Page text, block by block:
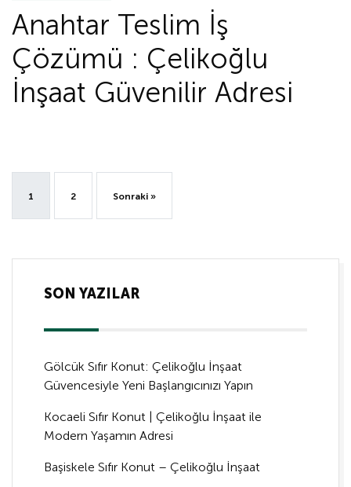
Anahtar Teslim İş
Çözümü : Çelikoğlu
İnşaat Güvenilir Adresi
1 2 Sonraki »
SON YAZILAR
Gölcük Sıfır Konut: Çelikoğlu İnşaat
Güvencesiyle Yeni Başlangıcınızı Yapın
Kocaeli Sıfır Konut | Çelikoğlu İnşaat ile
Modern Yaşamın Adresi
Başiskele Sıfır Konut – Çelikoğlu İnşaat